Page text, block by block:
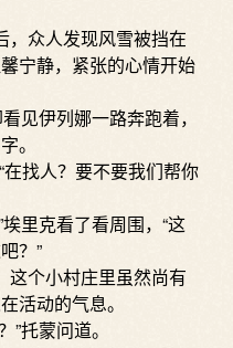
众人发现风雪被挡在
宁静，紧张的心情开始
见伊列娜一路奔跑着，
。
找人？要不要我们帮你
里克看了看周围，“这
？”
个小村庄里虽然尚有
活动的气息。
托蒙问道。